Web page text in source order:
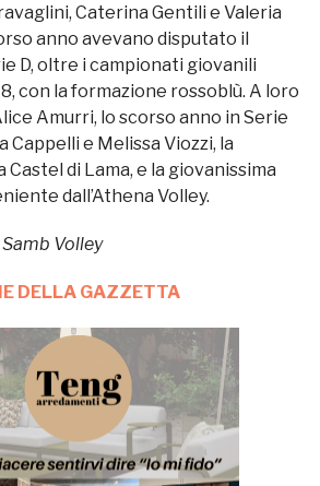
Caterina Gentili e Valeria
anno avevano disputato il
D, oltre i campionati giovanili
con la formazione rossoblù. A loro
Amurri, lo scorso anno in Serie
Cappelli e Melissa Viozzi, la
Castel di Lama, e la giovanissima
dall’Athena Volley.
Volley
DELLA GAZZETTA